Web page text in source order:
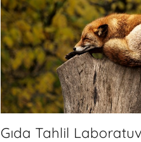
Gıda Tahlil